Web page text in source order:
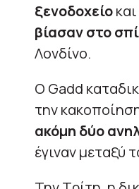
ξενοδοχείο
βίασαν στο
Λονδίνο.
Ο Gadd
την
ακόμη δύο
έγιναν μεταξύ